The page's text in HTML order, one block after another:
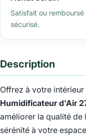
Satisfait ou
sécurisé.
Description
Offrez à votre intérieur
Humidificateur d'Air
améliorer la qualité
sérénité à votre